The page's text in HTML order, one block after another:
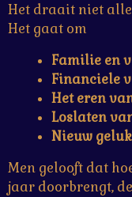
Het draait niet
Het gaat om
Familie en
Financiele
Het eren
Loslaten
Nieuw
Men gelooft dat
jaar doorbrengt,